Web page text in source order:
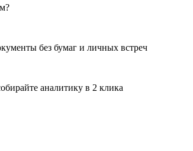
без бумаг и личных встреч
аналитику в 2 клика